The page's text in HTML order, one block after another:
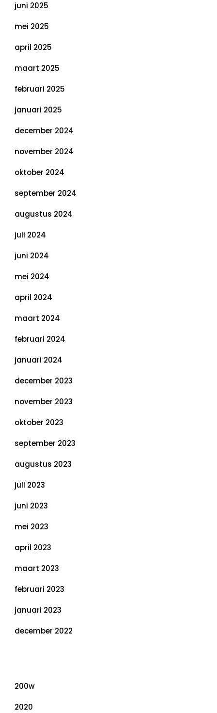
juni 2025
mei 2025
april 2025
maart 2025
februari 2025
januari 2025
december 2024
november 2024
oktober 2024
september 2024
augustus 2024
juli 2024
juni 2024
mei 2024
april 2024
maart 2024
februari 2024
januari 2024
december 2023
november 2023
oktober 2023
september 2023
augustus 2023
juli 2023
juni 2023
mei 2023
april 2023
maart 2023
februari 2023
januari 2023
december 2022
200w
2020